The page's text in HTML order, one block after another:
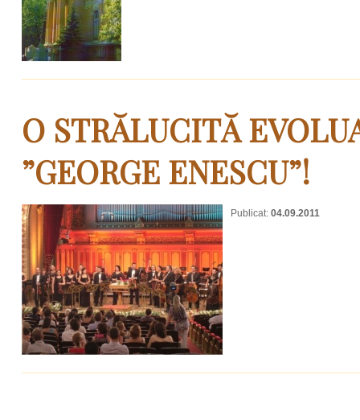
O STRĂLUCITĂ
”GEORGE ENESCU”!
Publicat: 04.09.2011